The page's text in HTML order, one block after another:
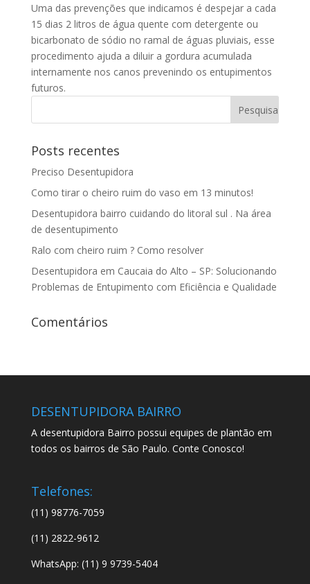
Uma das prevenções que indicamos é despejar a cada
15 dias 2 litros de água quente com detergente ou
bicarbonato de sódio no ramal de águas pluviais, esse
procedimento ajuda a diluir a gordura acumulada
internamente nos canos prevenindo os entupimentos
futuros.
Posts recentes
Preciso Desentupidora
Como tirar o cheiro ruim do vaso em 13 minutos!
Desentupidora bairro cuidando do litoral sul . Na área
de desentupimento
Ralo com cheiro ruim ? Como resolver
Desentupidora em Caucaia do Alto – SP: Solucionando
Problemas de Entupimento com Eficiência e Qualidade
Comentários
DESENTUPIDORA BAIRRO
A desentupidora Bairro possui equipes de plantão em
todos os bairros de São Paulo. Conte Conosco!
Telefones:
(11) 98776-7059
(11) 2822-9612
WhatsApp: (11) 9 9739-5404